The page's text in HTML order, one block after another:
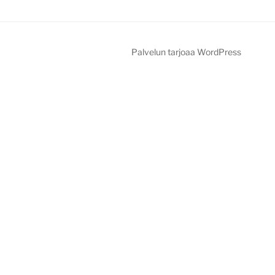
Palvelun tarjoaa WordPress